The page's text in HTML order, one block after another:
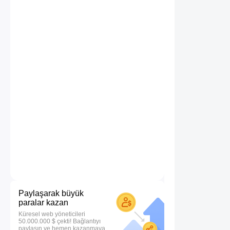
Paylaşarak büyük
paralar kazan
Küresel web yöneticileri
50.000.000 $ çekti! Bağlantıyı
paylaşın ve hemen kazanmaya